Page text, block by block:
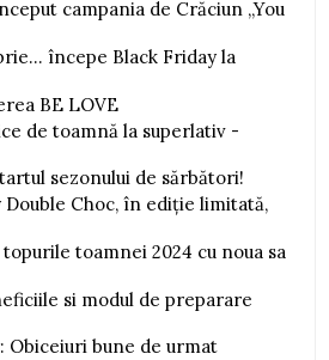
campania de Crăciun „You
începe Black Friday la
BE LOVE
de toamnă la superlativ -
sezonului de sărbători!
Choc, în ediție limitată,
toamnei 2024 cu noua sa
si modul de preparare
Obiceiuri bune de urmat